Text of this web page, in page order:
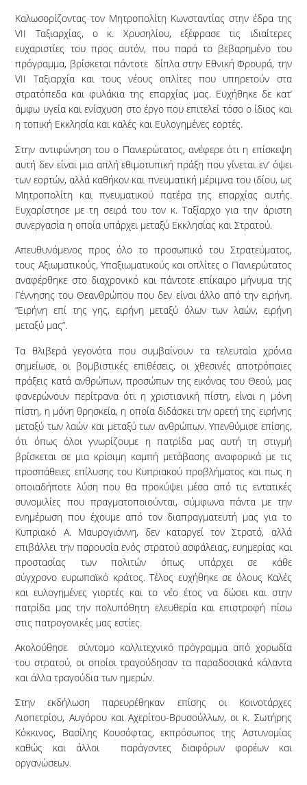
Καλωσορίζοντας τον Μητροπολίτη Κωνσταντίας στην έδρα της
VII Ταξιαρχίας, ο κ. Χρυσηλίου, εξέφρασε τις ιδιαίτερες
ευχαριστίες του προς αυτόν, που παρά το βεβαρημένο του
πρόγραμμα, βρίσκεται πάντοτε δίπλα στην Εθνική Φρουρά, την
VII Ταξιαρχία και τους νέους οπλίτες που υπηρετούν στα
στρατόπεδα και φυλάκια της επαρχίας μας. Ευχήθηκε δε κατ’
άμφω υγεία και ενίσχυση στο έργο που επιτελεί τόσο ο ίδιος και
η τοπική Εκκλησία και καλές και Ευλογημένες εορτές.
Στην αντιφώνηση του ο Πανιερώτατος, ανέφερε ότι η επίσκεψη
αυτή δεν είναι μια απλή εθιμοτυπική πράξη που γίνεται εν’ όψει
των εορτών, αλλά καθήκον και πνευματική μέριμνα του ιδίου, ως
Μητροπολίτη και πνευματικού πατέρα της επαρχίας αυτής.
Ευχαρίστησε με τη σειρά του τον κ. Ταξίαρχο για την άριστη
συνεργασία η οποία υπάρχει μεταξύ Εκκλησίας και Στρατού.
Απευθυνόμενος προς όλο το προσωπικό του Στρατεύματος,
τους Αξιωματικούς, Υπαξιωματικούς και οπλίτες ο Πανιερώτατος
αναφέρθηκε στο διαχρονικό και πάντοτε επίκαιρο μήνυμα της
Γέννησης του Θεανθρώπου που δεν είναι άλλο από την ειρήνη.
“Ειρήνη επί της γης, ειρήνη μεταξύ όλων των λαών, ειρήνη
μεταξύ μας”.
Τα θλιβερά γεγονότα που συμβαίνουν τα τελευταία χρόνια
σημείωσε, οι βομβιστικές επιθέσεις, οι χθεσινές αποτρόπαιες
πράξεις κατά ανθρώπων, προσώπων της εικόνας του Θεού, μας
φανερώνουν περίτρανα ότι η χριστιανική πίστη, είναι η μόνη
πίστη, η μόνη θρησκεία, η οποία διδάσκει την αρετή της ειρήνης
μεταξύ των λαών και μεταξύ των ανθρώπων.Υπενθύμισε επίσης,
ότι όπως όλοι γνωρίζουμε η πατρίδα μας αυτή τη στιγμή
βρίσκεται σε μια κρίσιμη καμπή μετάβασης αναφορικά με τις
προσπάθειες επίλυσης του Κυπριακού προβλήματος και πως η
οποιαδήποτε λύση που θα προκύψει μέσα από τις εντατικές
συνομιλίες που πραγματοποιούνται, σύμφωνα πάντα με την
ενημέρωση που έχουμε από τον διαπραγματευτή μας για το
Κυπριακό Α. Μαυρογιάννη, δεν καταργεί τον Στρατό, αλλά
επιβάλλει την παρουσία ενός στρατού ασφάλειας, ευημερίας και
προστασίας των πολιτών όπως υπάρχει σε κάθε
σύγχρονο ευρωπαϊκό κράτος.Τέλος ευχήθηκε σε όλους Καλές
και ευλογημένες γιορτές και το νέο έτος να δώσει και στην
πατρίδα μας την πολυπόθητη ελευθερία και επιστροφή πίσω
στις πατρογονικές μας εστίες.
Ακολούθησε σύντομο καλλιτεχνικό πρόγραμμα από χορωδία
του στρατού, οι οποίοι τραγούδησαν τα παραδοσιακά κάλαντα
και άλλα τραγούδια των ημερών.
Στην εκδήλωση παρευρέθηκαν επίσης οι Κοινοτάρχες
Λιοπετρίου, Αυγόρου και Αχερίτου-Βρυσούλλων, οι κ. Σωτήρης
Κόκκινος, Βασίλης Κουσόφτας, εκπρόσωπος της Αστυνομίας
καθώς και άλλοι παράγοντες διαφόρων φορέων και
οργανώσεων.